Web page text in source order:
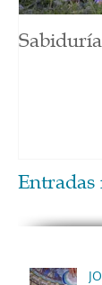
Entradas